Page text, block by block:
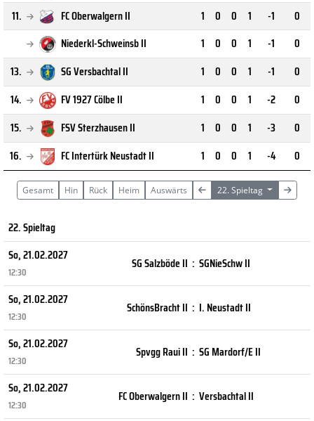
11.
FC Oberwalgern II 1 0 0 1 -1
0
Niederkl-Schweinsb II
1 0 0 1 -1
0
13.
SG Versbachtal II 1 0 0 1 -1
0
14.
FV 1927 Cölbe II 1 0 0 1 -2
0
15.
FSV Sterzhausen II 1 0 0 1 -3
0
16.
FC Intertürk Neustadt II 1 0 0 1 -4 0
Gesamt Hin Rück Heim Auswärts 22. Spieltag
22. Spieltag
So, 21.02.2027
12:30
SG Salzböde II : SGNieSchw II
So, 21.02.2027
12:30
SchönsBracht II : I. Neustadt II
So, 21.02.2027
12:30
Spvgg Raui II : SG Mardorf/E II
So, 21.02.2027
12:30
FC Oberwalgern II : Versbachtal II